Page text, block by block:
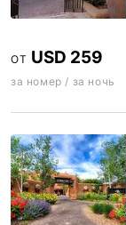
ОТ USD 259
за номер / за ночь